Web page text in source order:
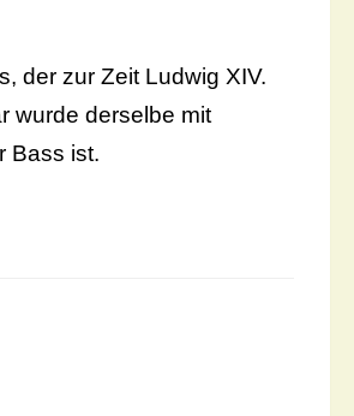
der zur Zeit Ludwig XIV.
wurde derselbe mit
Bass ist.